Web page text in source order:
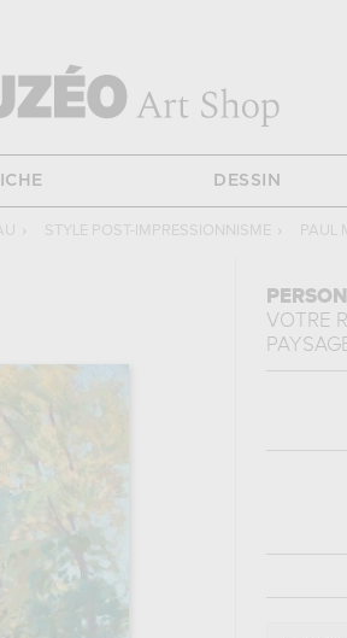
DESSIN
› STYLE POST-IMPRESSIONNISME › PAUL
VOTRE